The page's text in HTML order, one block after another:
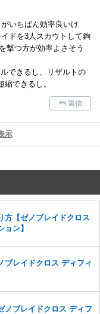
いちばん効率良いけ
ドを3人スカウトして鉤
撃つ方が効率よさそう
できるし、リザルトの
できるし。
返信
示
方【ゼノブレイドクロス
ン】
ブレイドクロス ディフィ
ノブレイドクロス ディフ